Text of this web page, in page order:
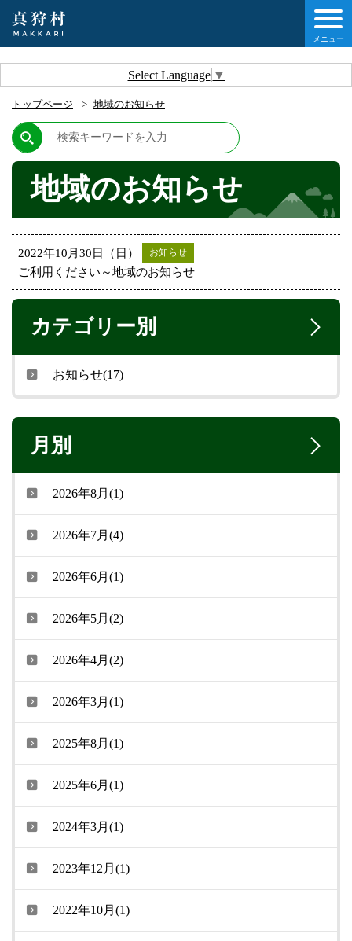
Select Language ▼
メニュー
トップページ 地域のお知らせ
地域のお知らせ
2022年10月30日（日） お知らせ
ご利用ください～地域のお知らせ
カテゴリー別
お知らせ(17)
月別
2026年8月(1)
2026年7月(4)
2026年6月(1)
2026年5月(2)
2026年4月(2)
2026年3月(1)
2025年8月(1)
2025年6月(1)
2024年3月(1)
2023年12月(1)
2022年10月(1)
の情報
報
について
移住・定住ガイド
報